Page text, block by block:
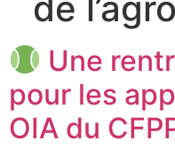
Une
pour les
OIA du